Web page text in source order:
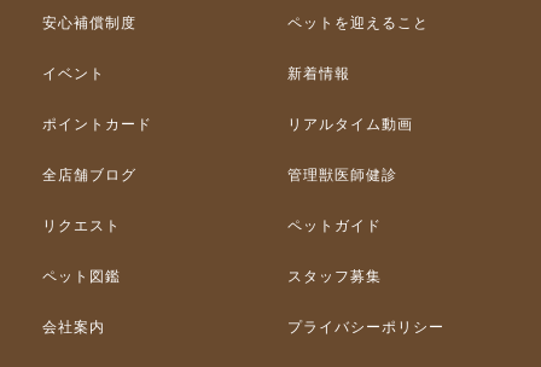
安心補償制度 ペットを迎えること
イベント 新着情報
ポイントカード リアルタイム動画
全店舗ブログ 管理獣医師健診
リクエスト ペットガイド
ペット図鑑 スタッフ募集
会社案内 プライバシーポリシー